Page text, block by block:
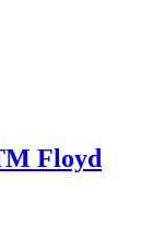
Floyd